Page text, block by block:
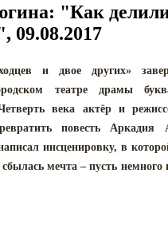
"Как
09.08.2017
и двое других»
театре драмы
века актёр и
повесть Аркадия
инсценировку, в
мечта – пусть немного